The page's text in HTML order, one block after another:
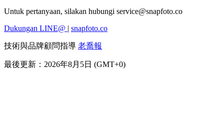
Untuk pertanyaan, silakan hubungi service@snapfoto.co
Dukungan LINE@ | snapfoto.co
技術與品牌顧問指導 老喬報
最後更新：2026年8月5日 (GMT+0)